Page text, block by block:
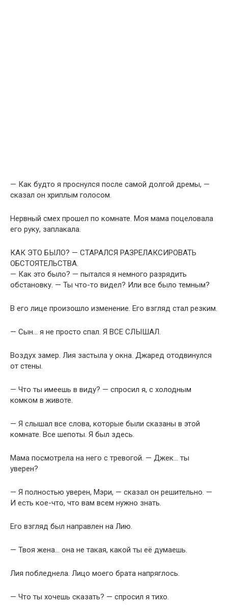
— Как будто я проснулся после самой долгой дремы, —
сказал он хриплым голосом.
Нервный смех прошел по комнате. Моя мама поцеловала
его руку, заплакала.
КАК ЭТО БЫЛО? — СТАРАЛСЯ РАЗРЕЛАКСИРОВАТЬ
ОБСТОЯТЕЛЬСТВА.
— Как это было? — пытался я немного разрядить
обстановку. — Ты что-то видел? Или все было темным?
В его лице произошло изменение. Его взгляд стал резким.
— Сын… я не просто спал. Я ВСЕ СЛЫШАЛ.
Воздух замер. Лия застыла у окна. Джаред отодвинулся
от стены.
— Что ты имеешь в виду? — спросил я, с холодным
комком в животе.
— Я слышал все слова, которые были сказаны в этой
комнате. Все шепоты. Я был здесь.
Мама посмотрела на него с тревогой. — Джек… ты
уверен?
— Я полностью уверен, Мэри, — сказал он решительно. —
И есть кое-что, что вам всем нужно знать.
Его взгляд был направлен на Лию.
— Твоя жена… она не такая, какой ты её думаешь.
Лия побледнела. Лицо моего брата напряглось.
— Что ты хочешь сказать? — спросил я тихо.